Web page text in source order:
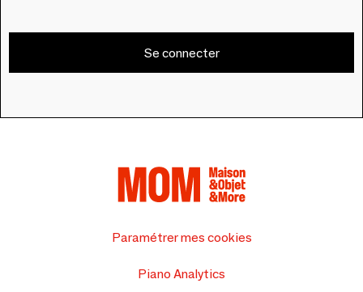
Se connecter
Paramétrer mes cookies
Piano Analytics